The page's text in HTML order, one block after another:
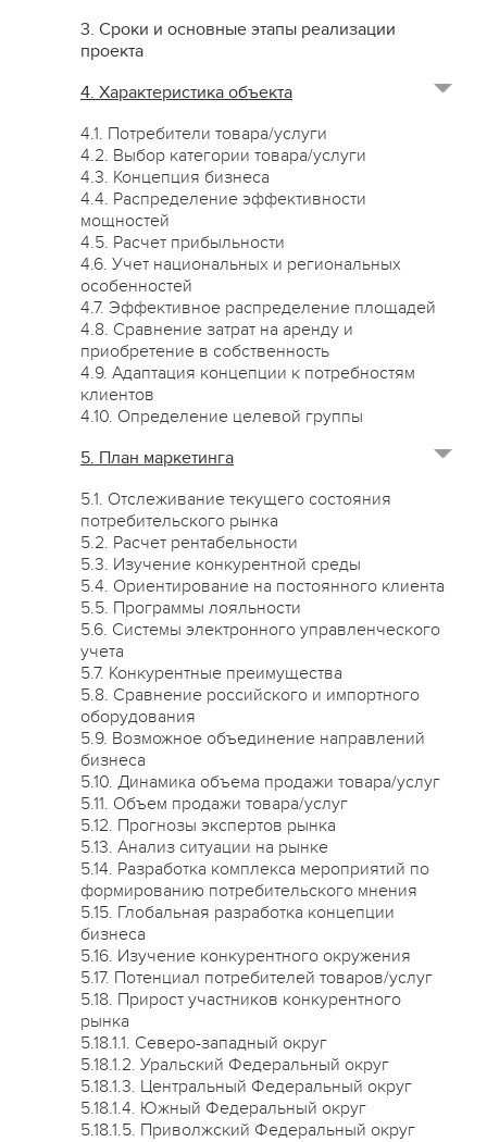
3. Сроки и основные этапы реализации
проекта
4. Характеристика объекта
4.1. Потребители товара/услуги
4.2. Выбор категории товара/услуги
4.3. Концепция бизнеса
4.4. Распределение эффективности
мощностей
4.5. Расчет прибыльности
4.6. Учет национальных и региональных
особенностей
4.7. Эффективное распределение площадей
4.8. Сравнение затрат на аренду и
приобретение в собственность
4.9. Адаптация концепции к потребностям
клиентов
4.10. Определение целевой группы
5. План маркетинга
5.1. Отслеживание текущего состояния
потребительского рынка
5.2. Расчет рентабельности
5.3. Изучение конкурентной среды
5.4. Ориентирование на постоянного клиента
5.5. Программы лояльности
5.6. Системы электронного управленческого
учета
5.7. Конкурентные преимущества
5.8. Сравнение российского и импортного
оборудования
5.9. Возможное объединение направлений
бизнеса
5.10. Динамика объема продажи товара/услуг
5.11. Объем продажи товара/услуг
5.12. Прогнозы экспертов рынка
5.13. Анализ ситуации на рынке
5.14. Разработка комплекса мероприятий по
формированию потребительского мнения
5.15. Глобальная разработка концепции
бизнеса
5.16. Изучение конкурентного окружения
5.17. Потенциал потребителей товаров/услуг
5.18. Прирост участников конкурентного
рынка
5.18.1.1. Северо-западный округ
5.18.1.2. Уральский Федеральный округ
5.18.1.3. Центральный Федеральный округ
5.18.1.4. Южный Федеральный округ
5.18.1.5. Приволжский Федеральный округ